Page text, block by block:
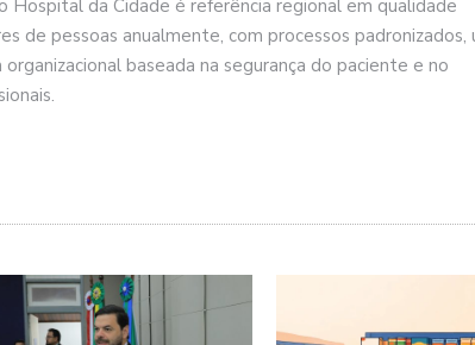
Hospital da Cidade é referência regional em qualidade
de pessoas anualmente, com processos padronizados,
baseada na segurança do paciente e no